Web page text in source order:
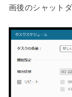
画後のシャット